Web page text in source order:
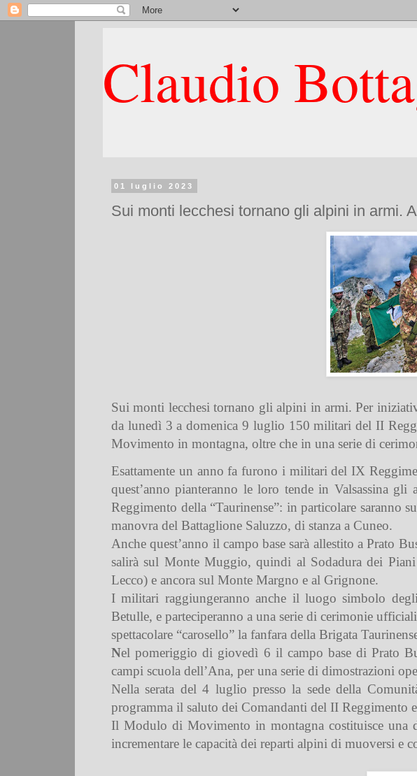
Claudio
01 luglio 2023
Sui monti lecchesi tornano gli alpini in armi.
Sui monti lecchesi tornano gli alpini in armi. Per
da lunedì 3 a domenica 9 luglio 150 militari del II
Movimento in montagna, oltre che in una serie di
Esattamente un anno fa furono i militari del IX
quest’anno pianteranno le loro tende in Valsassina
Reggimento della “Taurinense”: in particolare
manovra del Battaglione Saluzzo, di stanza a Cuneo.
Anche quest’anno il campo base sarà allestito a Prato
salirà sul Monte Muggio, quindi al Sodadura dei
Lecco) e ancora sul Monte Margno e al Grignone.
I militari raggiungeranno anche il luogo simbolo
Betulle, e parteciperanno a una serie di cerimonie
spettacolare “carosello” la fanfara della Brigata
Nel pomeriggio di giovedì 6 il campo base di Prato
campi scuola dell’Ana, per una serie di dimostrazioni
Nella serata del 4 luglio presso la sede della
programma il saluto dei Comandanti del II Reggimento
Il Modulo di Movimento in montagna costituisce una
incrementare le capacità dei reparti alpini di muoversi e